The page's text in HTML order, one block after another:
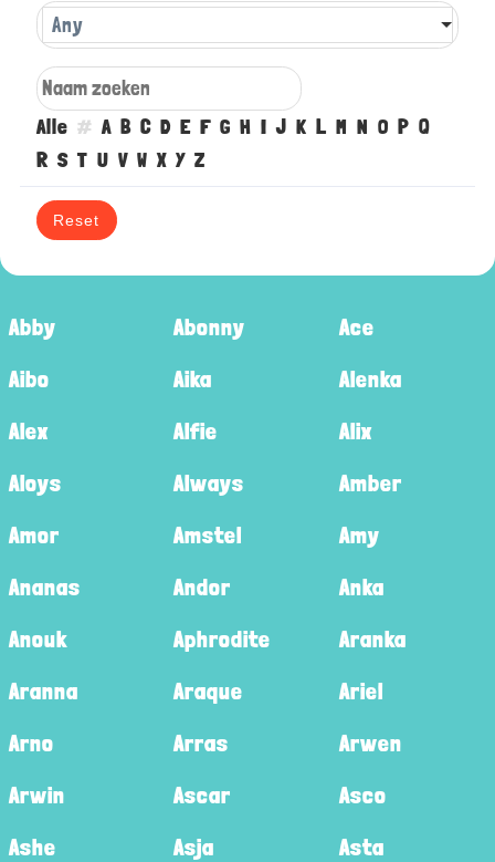
Any
Alle # A B C D E F G H I J K L M N O P Q
R S T U V W X Y Z
Reset
Abby Abonny
Ace
Aibo
Aika
Alenka
Alex
Alfie
Alix
Aloys
Always
Amber
Amor
Amstel
Amy
Ananas
Andor
Anka
Anouk
Aphrodite
Aranka
Aranna
Araque
Ariel
Arno
Arras
Arwen
Arwin
Ascar
Asco
Ashe
Asja
Asta